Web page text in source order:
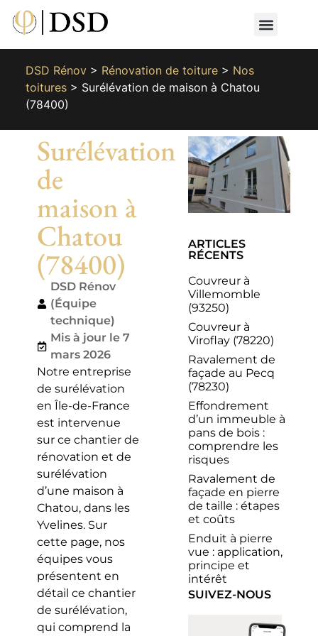
DSD Rénov> Rénovation de toiture> Nos
toitures> Surélévation de maison à Chatou
(78400)
Surélévation
de
maison à
Chatou
(78400)
DSD Rénov
(Équipe
technique)
Mis à jour le 7
mars 2026
Notre entreprise
de surélévation
en Île-de-France
est intervenue
sur ce chantier de
rénovation et de
surélévation
d’une maison à
Chatou, dans les
Yvelines. Sur
cette page, nos
équipes vous
présentent en
détail ce chantier
de surélévation,
qui comprend la
ARTICLES
RÉCENTS
Couvreur à
Villemomble
(93250)
Couvreur à
Viroflay (78220)
Ravalement de
façade au Pecq
(78230)
Effondrement
d’un immeuble à
pans de bois :
comprendre les
risques
Ravalement de
façade en pierre
de taille : étapes
et coûts
Enduit à pierre
vue : application,
principe et
intérêt
SUIVEZ-NOUS